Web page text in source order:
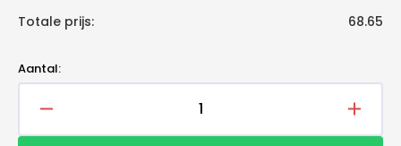
Totale prijs: 68.65
Aantal:
verlagen
Aantal